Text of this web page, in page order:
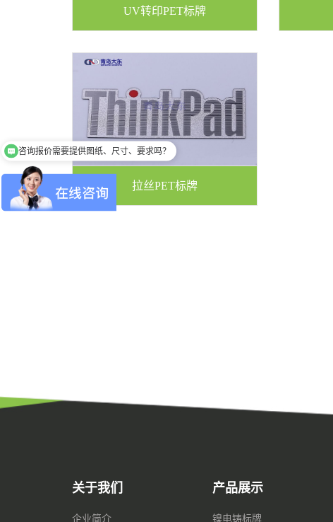
UV转印PET标牌
拉丝PET标牌
关于我们
企业简介
产品展示
镍电铸标牌
咨询报价需要提供图纸、尺寸、要求吗？